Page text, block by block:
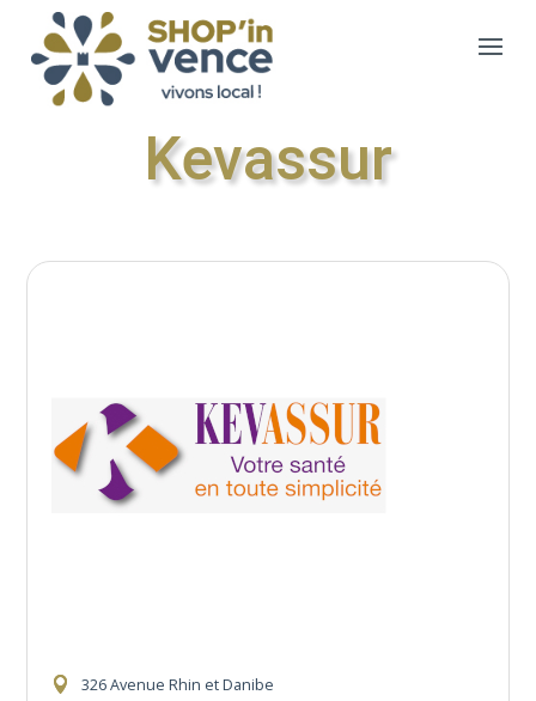
Kevassur
326 Avenue Rhin et Danibe